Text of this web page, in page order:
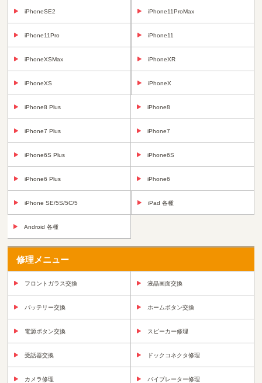
iPhoneSE2 iPhone11ProMax
iPhone11Pro iPhone11
iPhoneXSMax iPhoneXR
iPhoneXS iPhoneX
iPhone8 Plus iPhone8
iPhone7 Plus iPhone7
iPhone6S Plus iPhone6S
iPhone6 Plus iPhone6
iPhone SE/5S/5C/5 iPad 各種
Android 各種
修理メニュー
フロントガラス交換 液晶画面交換
バッテリー交換 ホームボタン交換
電源ボタン交換 スピーカー修理
受話器交換 ドックコネクタ修理
カメラ修理 バイブレーター修理